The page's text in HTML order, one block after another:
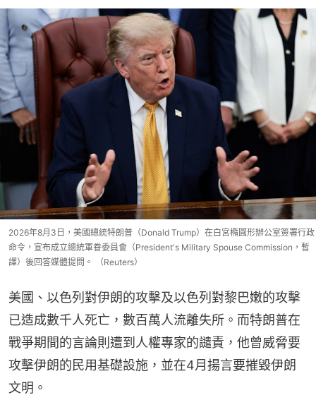
2026年8月3日，美國總統特朗普（Donald Trump）在白宮橢圓形辦公室簽署行政
命令，宣布成立總統軍眷委員會（President's Military Spouse Commission，暫
譯）後回答媒體提問。 （Reuters）
美國、以色列對伊朗的攻擊及以色列對黎巴嫩的攻擊
已造成數千人死亡，數百萬人流離失所。而特朗普在
戰爭期間的言論則遭到人權專家的譴責，他曾威脅要
攻擊伊朗的民用基礎設施，並在4月揚言要摧毀伊朗
文明。